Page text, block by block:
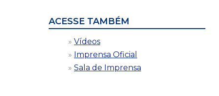
ACESSE TAMBÉM
Vídeos
Imprensa Oficial
Sala de Imprensa